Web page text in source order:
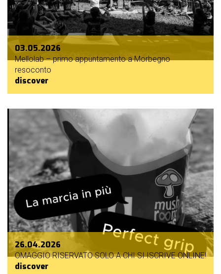
03.05.2026
Mellolab – primo appuntamento a Morbegno
resoconto
discover
26.04.2026
OMAGGIO RISERVATO SOLO A CHI SI ISCRIVE ONLINE!
discover